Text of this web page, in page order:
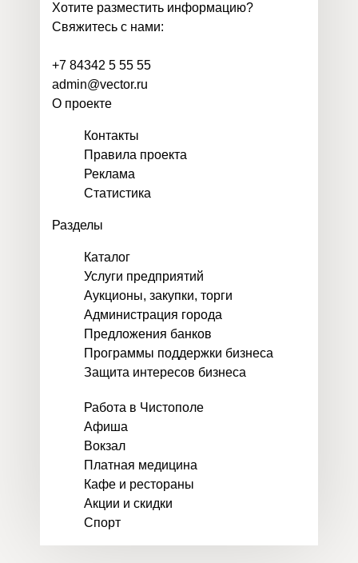
Хотите разместить информацию?
Свяжитесь с нами:
+7 84342 5 55 55
admin@vector.ru
О проекте
Контакты
Правила проекта
Реклама
Статистика
Разделы
Каталог
Услуги предприятий
Аукционы, закупки, торги
Администрация города
Предложения банков
Программы поддержки бизнеса
Защита интересов бизнеса
Работа в Чистополе
Афиша
Вокзал
Платная медицина
Кафе и рестораны
Акции и скидки
Спорт